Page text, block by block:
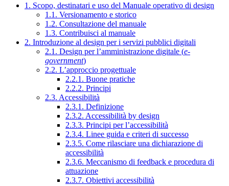
1. Scopo, destinatari e uso del Manuale operativo di design
1.1. Versionamento e storico
1.2. Consultazione del manuale
1.3. Contribuisci al manuale
2. Introduzione al design per i servizi pubblici digitali
2.1. Design per l’amministrazione digitale (e-
government)
2.2. L’approccio progettuale
2.2.1. Buone pratiche
2.2.2. Principi
2.3. Accessibilità
2.3.1. Definizione
2.3.2. Accessibilità by design
2.3.3. Principi per l’accessibilità
2.3.4. Linee guida e criteri di successo
2.3.5. Come rilasciare una dichiarazione di
accessibilità
2.3.6. Meccanismo di feedback e procedura di
attuazione
2.3.7. Obiettivi accessibilità